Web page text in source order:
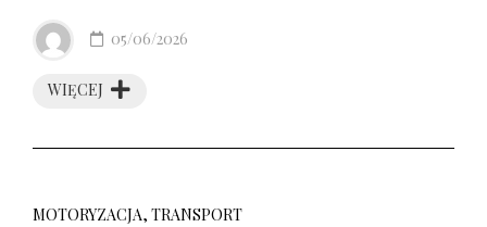
WIĘCEJ
05/06/2026
MOTORYZACJA, TRANSPORT